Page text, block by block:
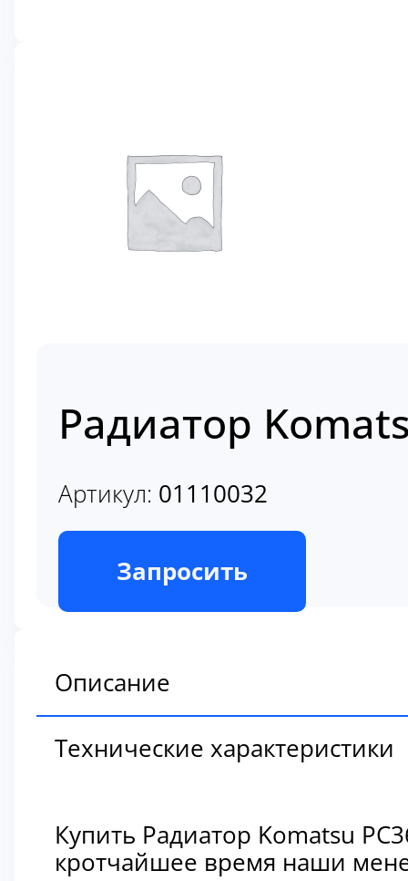
Радиатор
Артикул: 01110032
В наличии
Запросить
Описание
Технические характеристики
Купить Радиатор Komatsu
кротчайшее время наши